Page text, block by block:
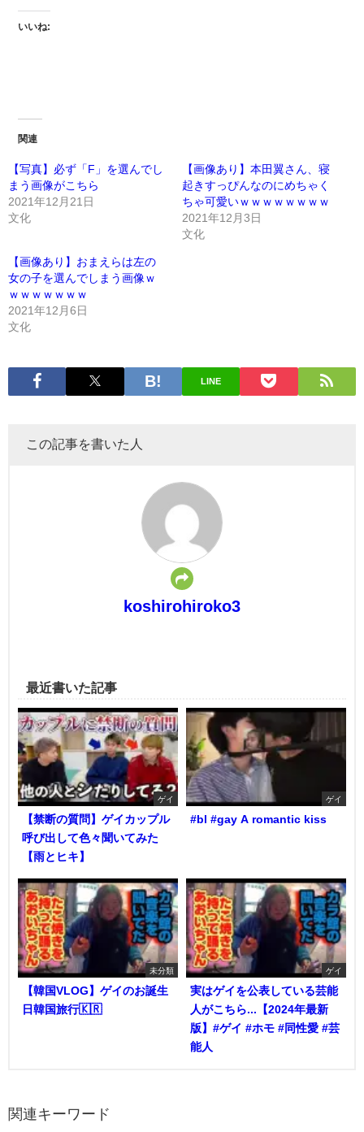
いいね:
関連
【写真】必ず「F」を選んでし
まう画像がこちら
2021年12月21日
文化
【画像あり】本田翼さん、寝
起きすっぴんなのにめちゃく
ちゃ可愛いｗｗｗｗｗｗｗｗ
2021年12月3日
文化
【画像あり】おまえらは左の
女の子を選んでしまう画像ｗ
ｗｗｗｗｗｗｗ
2021年12月6日
文化
LINE
この記事を書いた人
koshirohiroko3
最近書いた記事
ゲイ
【禁断の質問】ゲイカップル
呼び出して色々聞いてみた
【雨とヒキ】
ゲイ
#bl #gay A romantic kiss
未分類
【韓国VLOG】ゲイのお誕生
日韓国旅行🇰🇷
ゲイ
実はゲイを公表している芸能
人がこちら...【2024年最新
版】#ゲイ #ホモ #同性愛 #芸
能人
関連キーワード